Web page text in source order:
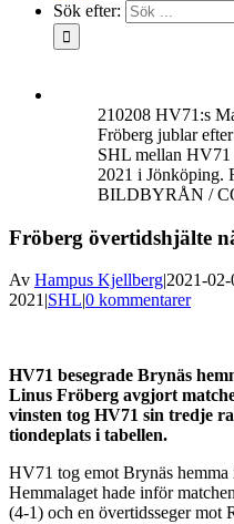
Sök efter:
210208 HV71:s
Fröberg jublar
SHL mellan HV71
2021 i Jönköping.
BILDBYRÅN /
Fröberg övertidshjälte
Av Hampus Kjellberg|2021-
2021|SHL|0 kommentarer
HV71 besegrade Brynäs
Linus Fröberg avgjort
vinsten tog HV71 sin tredje
tiondeplats i tabellen.
HV71 tog emot Brynäs
Hemmalaget hade inför
(4-1) och en övertidsseger mot